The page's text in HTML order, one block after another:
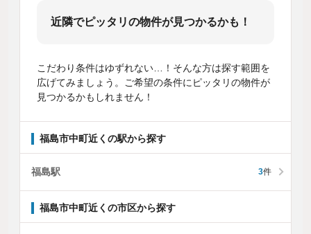
近隣でピッタリの物件が見つかるかも！
こだわり条件はゆずれない…！そんな方は探す範囲を
広げてみましょう。ご希望の条件にピッタリの物件が
見つかるかもしれません！
福島市中町近くの駅から探す
福島駅 3件
福島市中町近くの市区から探す